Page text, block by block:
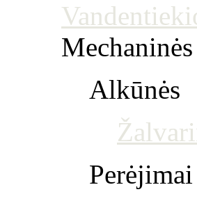
Alkūnės
Perėjimai